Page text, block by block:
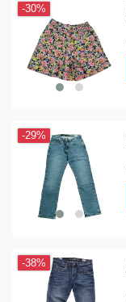
-30%
-29%
-38%